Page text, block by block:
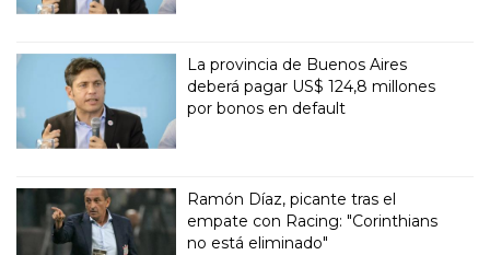
La provincia de Buenos Aires
deberá pagar US$ 124,8 millones
por bonos en default
Ramón Díaz, picante tras el
empate con Racing: "Corinthians
no está eliminado"